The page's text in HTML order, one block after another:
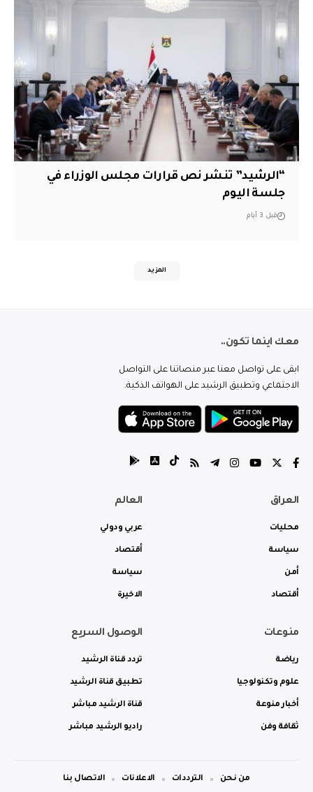
“الرشيد” تنشر نص قرارات مجلس الوزراء في
جلسة اليوم
قبل 3 أيام
المزيد
معك اينما تكون..
ابقى على تواصل معنا عبر منصاتنا على التواصل
الاجتماعي وتطبيق الرشيد على الهواتف الذكية.
العراق
محليات
سياسة
أمن
أقتصاد
العالم
عربي ودولي
أقتصاد
سياسة
الاخيرة
منوعات
رياضة
علوم وتكنولوجيا
أخبار منوعة
ثقافة وفن
الوصول السريع
تردد قناة الرشيد
تطبيق قناة الرشيد
قناة الرشيد مباشر
راديو الرشيد مباشر
من نحن الترددات الاعلانات الاتصال بنا